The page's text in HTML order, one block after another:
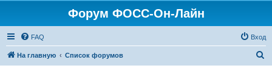
Форум ФОСС-Он-Лайн
FAQ Вход
На главную Список форумов